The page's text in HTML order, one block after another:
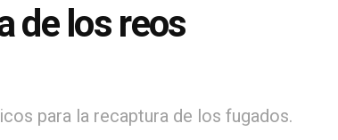
de los reos
para la recaptura de los fugados.